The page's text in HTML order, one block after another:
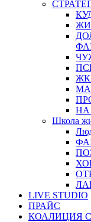
НА
Школа
LIVE STUDIO
ПРАЙС
КОАЛИЦИЯ